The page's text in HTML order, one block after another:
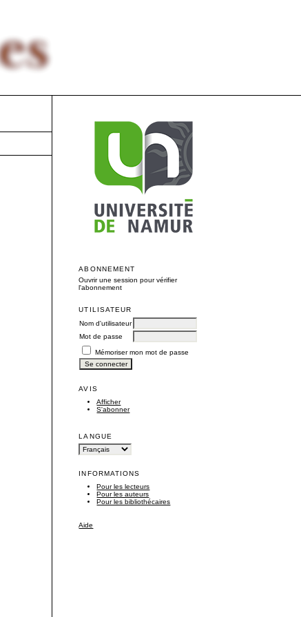
ABONNEMENT
Ouvrir une session pour vérifier
l'abonnement
UTILISATEUR
Nom d'utilisateur
Mot de passe
Mémoriser mon mot de passe
AVIS
Afficher
S'abonner
LANGUE
INFORMATIONS
Pour les lecteurs
Pour les auteurs
Pour les bibliothécaires
Aide